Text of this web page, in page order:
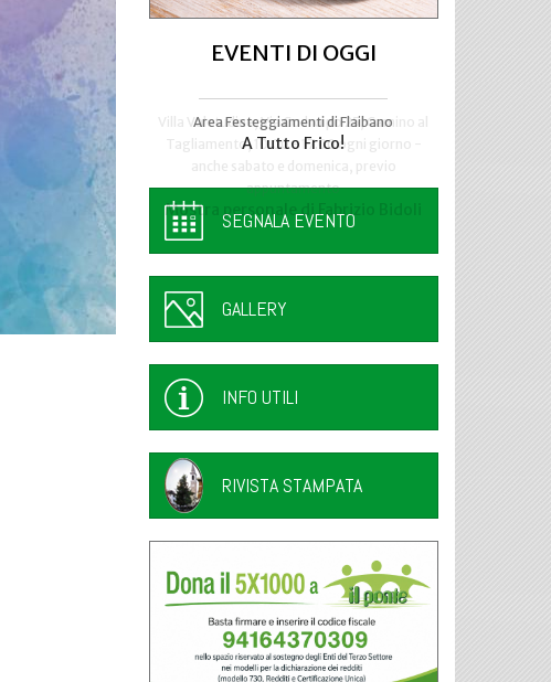
EVENTI DI OGGI
Area Festeggiamenti di Flaibano
A Tutto Frico!
Talmassons
FestInPiazza
SEGNALA EVENTO
GALLERY
INFO UTILI
RIVISTA STAMPATA